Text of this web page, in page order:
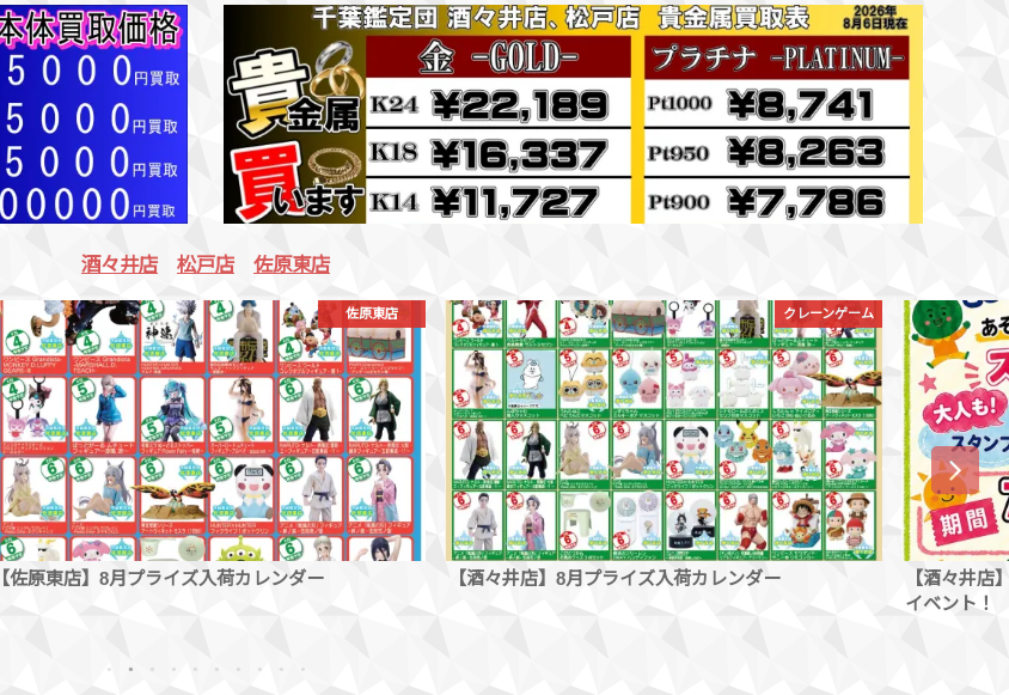
酒々井店 松戸店 佐原東店
クレーンゲーム
【酒々井店】8月プライズ入荷カレンダー
イベント情報
【酒々井店】7/21(火)〜8/31(月) なつやすみわくわく
【酒々井
◇◆